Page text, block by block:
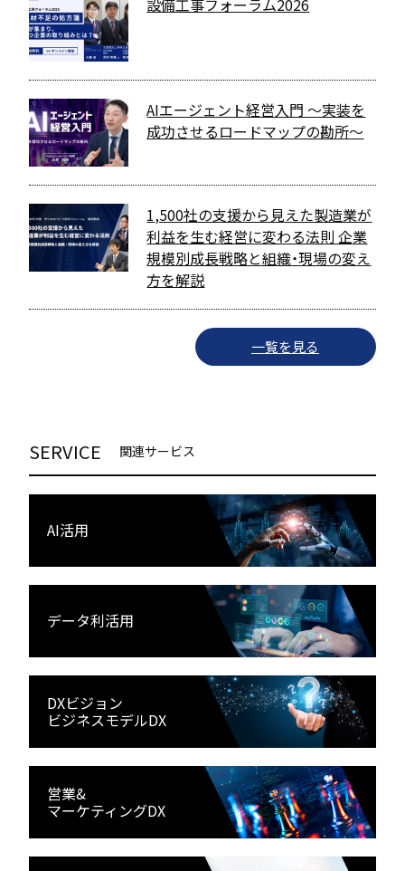
設備工事フォーラム2026
AIエージェント経営入門 〜実装を
成功させるロードマップの勘所〜
1,500社の支援から見えた製造業が
利益を生む経営に変わる法則 企業
規模別成長戦略と組織・現場の変え
方を解説
一覧を見る
SERVICE 関連サービス
AI活用
データ利活用
DXビジョン
ビジネスモデルDX
営業&
マーケティングDX